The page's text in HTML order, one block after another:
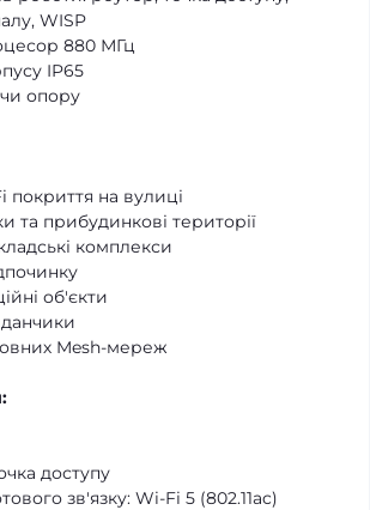
WISP
880 МГц
IP65
опору
покриття на вулиці
та прибудинкові території
комплекси
об'єкти
Mesh-мереж
доступу
зв'язку: Wi-Fi 5 (802.11ac)